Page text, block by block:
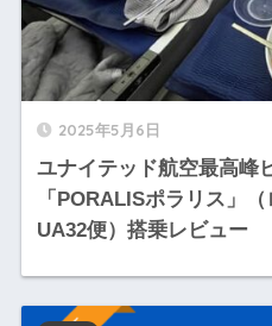
2025年5月6日
ユナイテッド航空最高峰
「PORALISポラリス」
UA32便）搭乗レビュー